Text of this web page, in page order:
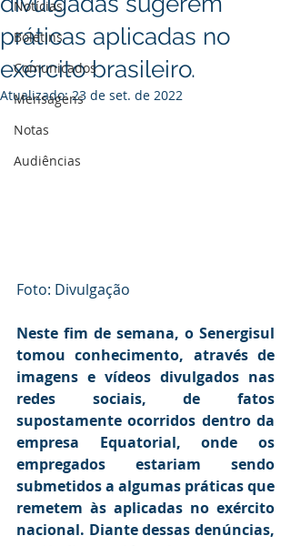
Notícias
Boletins
Comunicados
Mensagens
Notas
Audiências
práticas aplicadas no
exército brasileiro.
Atualizado:23 de set. de 2022
Foto: Divulgação
Neste fim de semana, o Senergisul
tomou conhecimento, através de
imagens e vídeos divulgados nas
redes sociais, de fatos
supostamente ocorridos dentro da
empresa Equatorial, onde os
empregados estariam sendo
submetidos a algumas práticas que
remetem às aplicadas no exército
nacional. Diante dessas denúncias,